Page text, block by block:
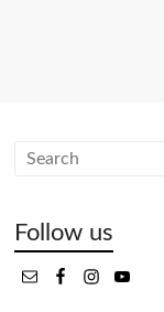
Follow us